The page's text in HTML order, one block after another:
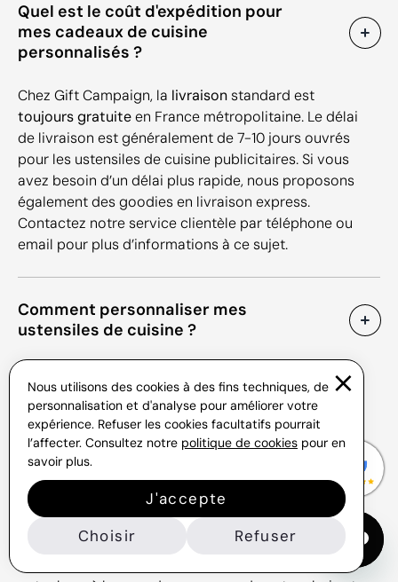
Quel est le coût d'expédition pour
mes cadeaux de cuisine
personnalisés ?
Chez Gift Campaign, la livraisonstandard est
toujours gratuiteen France métropolitaine. Le délai
de livraison est généralement de 7-10 jours ouvrés
pour les ustensiles de cuisine publicitaires. Si vous
avez besoin d’un délai plus rapide, nous proposons
également des goodies en livraison express.
Contactez notre service clientèle par téléphone ou
email pour plus d’informations à ce sujet.
Comment personnaliser mes
ustensiles de cuisine ?
Notre sélection se compose d’une grande variété
de cadeaux de cuisine. Selon l'article, la zone
d’impression et la technique de marquage ne sont
pas les mêmes. C’est pourquoi, nous vous
conseillons de consulter l’onglet “
l’impression” dans la fiche produit. Vous pouvez
visualiser les zones de marquage et leurs
dimensions. Les techniques d’impression sont
également indiquées dans cette section. Pour un
Nous utilisons des cookies à des fins techniques, de
personnalisation et d'analyse pour améliorer votre
expérience. Refuser les cookies facultatifs pourrait
l’affecter. Consultez notre politique de cookies pour en
savoir plus.
J'accepte
Choisir
Refuser